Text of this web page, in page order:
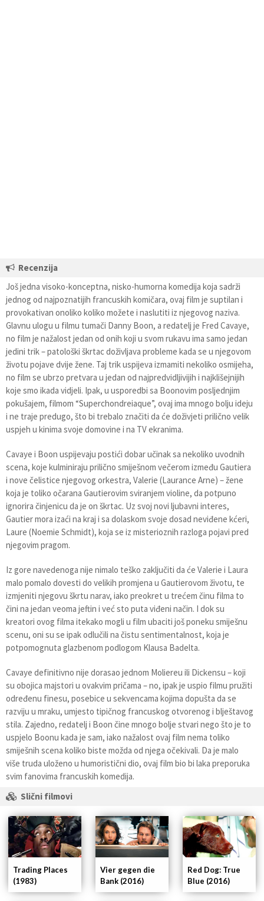
Recenzija
Još jedna visoko-konceptna, nisko-humorna komedija koja sadrži
jednog od najpoznatijih francuskih komičara, ovaj film je suptilan i
provokativan onoliko koliko možete i naslutiti iz njegovog naziva.
Glavnu ulogu u filmu tumači Danny Boon, a redatelj je Fred Cavaye,
no film je nažalost jedan od onih koji u svom rukavu ima samo jedan
jedini trik – patološki škrtac doživljava probleme kada se u njegovom
životu pojave dvije žene. Taj trik uspijeva izmamiti nekoliko osmijeha,
no film se ubrzo pretvara u jedan od najpredvidljivijih i najklišejnijih
koje smo ikada vidjeli. Ipak, u usporedbi sa Boonovim posljednjim
pokušajem, filmom “Superchondreiaque”, ovaj ima mnogo bolju ideju
i ne traje predugo, što bi trebalo značiti da će doživjeti prilično velik
uspjeh u kinima svoje domovine i na TV ekranima.
Cavaye i Boon uspijevaju postići dobar učinak sa nekoliko uvodnih
scena, koje kulminiraju prilično smiješnom večerom između Gautiera
i nove čelistice njegovog orkestra, Valerie (Laurance Arne) – žene
koja je toliko očarana Gautierovim sviranjem violine, da potpuno
ignorira činjenicu da je on škrtac. Uz svoj novi ljubavni interes,
Gautier mora izaći na kraj i sa dolaskom svoje dosad neviđene kćeri,
Laure (Noemie Schmidt), koja se iz misterioznih razloga pojavi pred
njegovim pragom.
Iz gore navedenoga nije nimalo teško zaključiti da će Valerie i Laura
malo pomalo dovesti do velikih promjena u Gautierovom životu, te
izmjeniti njegovu škrtu narav, iako preokret u trećem činu filma to
čini na jedan veoma jeftin i već sto puta viđeni način. I dok su
kreatori ovog filma itekako mogli u film ubaciti još poneku smiješnu
scenu, oni su se ipak odlučili na čistu sentimentalnost, koja je
potpomognuta glazbenom podlogom Klausa Badelta.
Cavaye definitivno nije dorasao jednom Moliereu ili Dickensu – koji
su obojica majstori u ovakvim pričama – no, ipak je uspio filmu pružiti
određenu finesu, posebice u sekvencama kojima dopušta da se
razviju u mraku, umjesto tipičnog francuskog otvorenog i blještavog
stila. Zajedno, redatelj i Boon čine mnogo bolje stvari nego što je to
uspjelo Boonu kada je sam, iako nažalost ovaj film nema toliko
smiješnih scena koliko biste možda od njega očekivali. Da je malo
više truda uloženo u humoristični dio, ovaj film bio bi laka preporuka
svim fanovima francuskih komedija.
Slični filmovi
Trading Places
(1983)
Red Dog: True
Blue (2016)
Vier gegen die
Bank (2016)